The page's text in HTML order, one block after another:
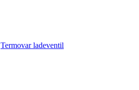
Termovar ladeventil